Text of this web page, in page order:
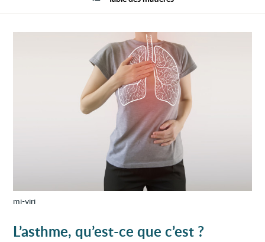
mi-viri
L’asthme, qu’est-ce que c’est ?